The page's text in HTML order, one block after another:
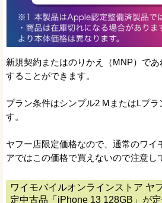
新規契約またはのりかえ（MNP）であ
することができます。
プラン条件はシンプル2 MまたはLプラ
す。
ヤフー店限定価格なので、通常のワイ
アではこの価格で買えないので注意し
ワイモバイルオンラインストア ヤ
定中古品「iPhone 13 128GB」が